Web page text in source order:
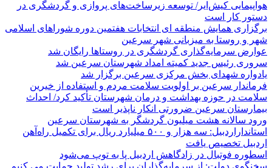
هواپیمایی کیش‌ایر/ توسعه زیرساخت‌های پروازی و گردشگری در
دستور کار است
برگزاری همایش منطقه ای انتخابات هفتمین دوره شوراهای اسلامی
شهر و روستا به میزبانی شهر سرعین
عوارض سرمایه‌گذاری گردشگری در روستاها رایگان شد
سروری رئیس جدید کمیته امداد شهرستان سرعین شد
یادواره شهدای بخش مرکزی سرعین برگزار شد
فرماندار سرعین بر اولویت سلامت مردم و استفاده از خیرین
سلامت در حوزه بهداشت و درمان شهرستان تأکید کرد/ احداث
بیمارستان سرعین ضرورتی انکار ناپذیر است
ورود سالانه هشت میلیون گردشگر به شهرستان سرعین
استانداراردبیل: سه هزار و ۵۰۰ میلیارد ریال برای تکمیل راه‌آهن
اردبیل تخصیص یافت
اسطوره فوتبال در زادگاهش اردبیل پا به توپ می‌شود